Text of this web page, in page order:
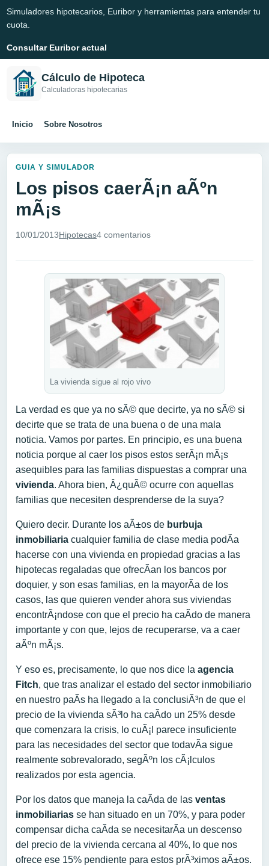
Simuladores hipotecarios, Euribor y herramientas para entender tu
cuota.
Consultar Euribor actual
Cálculo de Hipoteca
Calculadoras hipotecarias
Inicio Sobre Nosotros
GUIA Y SIMULADOR
Los pisos caerÃ¡n aÃºn
mÃ¡s
10/01/2013Hipotecas4 comentarios
La vivienda sigue al rojo vivo
La verdad es que ya no sÃ© que decirte, ya no sÃ© si
decirte que se trata de una buena o de una mala
noticia. Vamos por partes. En principio, es una buena
noticia porque al caer los pisos estos serÃ¡n mÃ¡s
asequibles para las familias dispuestas a comprar una
vivienda. Ahora bien, Â¿quÃ© ocurre con aquellas
familias que necesiten desprenderse de la suya?
Quiero decir. Durante los aÃ±os de burbuja
inmobiliaria cualquier familia de clase media podÃ­a
hacerse con una vivienda en propiedad gracias a las
hipotecas regaladas que ofrecÃ­an los bancos por
doquier, y son esas familias, en la mayorÃ­a de los
casos, las que quieren vender ahora sus viviendas
encontrÃ¡ndose con que el precio ha caÃ­do de manera
importante y con que, lejos de recuperarse, va a caer
aÃºn mÃ¡s.
Y eso es, precisamente, lo que nos dice la agencia
Fitch, que tras analizar el estado del sector inmobiliario
en nuestro paÃ­s ha llegado a la conclusiÃ³n de que el
precio de la vivienda sÃ³lo ha caÃ­do un 25% desde
que comenzara la crisis, lo cuÃ¡l parece insuficiente
para las necesidades del sector que todavÃ­a sigue
realmente sobrevalorado, segÃºn los cÃ¡lculos
realizados por esta agencia.
Por los datos que maneja la caÃ­da de las ventas
inmobiliarias se han situado en un 70%, y para poder
compensar dicha caÃ­da se necesitarÃ­a un descenso
del precio de la vivienda cercana al 40%, lo que nos
ofrece ese 15% pendiente para estos prÃ³ximos aÃ±os.